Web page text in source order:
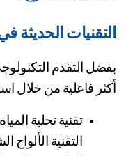
الحديثة في
التقدم التكنولوجي،
فاعلية من خلال